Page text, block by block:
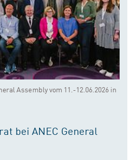
Assembly vom 11.-12.06.2026 in
bei ANEC General